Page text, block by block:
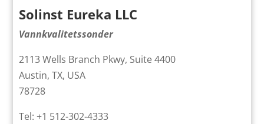
Solinst Eureka LLC
Vannkvalitetssonder
2113 Wells Branch Pkwy, Suite 4400
Austin, TX, USA
78728
Tel: +1 512-302-4333